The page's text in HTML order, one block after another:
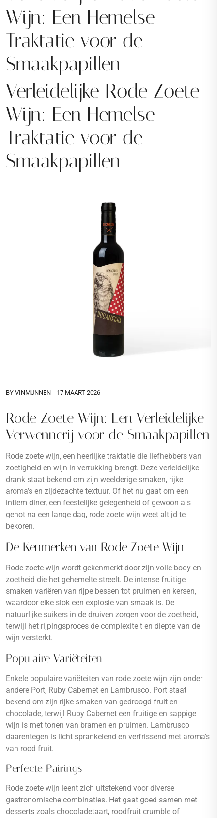
Wijn: Een Hemelse
Traktatie voor de
Smaakpapillen
Verleidelijke Rode Zoete
Wijn: Een Hemelse
Traktatie voor de
Smaakpapillen
BY VINMUNNEN 17 MAART 2026
Rode Zoete Wijn: Een Verleidelijke
Verwennerij voor de Smaakpapillen
Rode zoete wijn, een heerlijke traktatie die liefhebbers van
zoetigheid en wijn in verrukking brengt. Deze verleidelijke
drank staat bekend om zijn weelderige smaken, rijke
aroma’s en zijdezachte textuur. Of het nu gaat om een
intiem diner, een feestelijke gelegenheid of gewoon als
genot na een lange dag, rode zoete wijn weet altijd te
bekoren.
De Kenmerken van Rode Zoete Wijn
Rode zoete wijn wordt gekenmerkt door zijn volle body en
zoetheid die het gehemelte streelt. De intense fruitige
smaken variëren van rijpe bessen tot pruimen en kersen,
waardoor elke slok een explosie van smaak is. De
natuurlijke suikers in de druiven zorgen voor de zoetheid,
terwijl het rijpingsproces de complexiteit en diepte van de
wijn versterkt.
Populaire Variëteiten
Enkele populaire variëteiten van rode zoete wijn zijn onder
andere Port, Ruby Cabernet en Lambrusco. Port staat
bekend om zijn rijke smaken van gedroogd fruit en
chocolade, terwijl Ruby Cabernet een fruitige en sappige
wijn is met tonen van bramen en pruimen. Lambrusco
daarentegen is licht sprankelend en verfrissend met aroma’s
van rood fruit.
Perfecte Pairings
Rode zoete wijn leent zich uitstekend voor diverse
gastronomische combinaties. Het gaat goed samen met
desserts zoals chocoladetaart, roodfruit crumble of